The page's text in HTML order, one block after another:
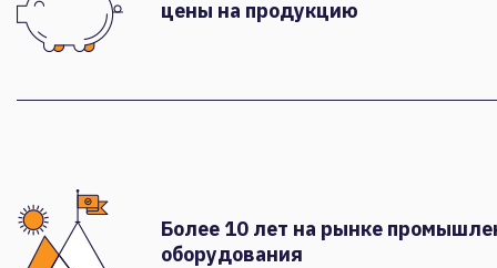
цены на продукцию
Более 10 лет на рынке
оборудования